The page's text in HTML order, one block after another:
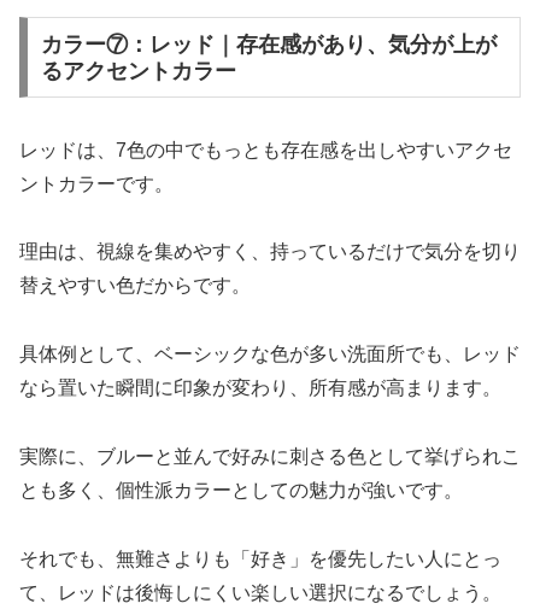
カラー⑦：レッド｜存在感があり、気分が上が
るアクセントカラー
レッドは、7色の中でもっとも存在感を出しやすいアクセ
ントカラーです。
理由は、視線を集めやすく、持っているだけで気分を切り
替えやすい色だからです。
具体例として、ベーシックな色が多い洗面所でも、レッド
なら置いた瞬間に印象が変わり、所有感が高まります。
実際に、ブルーと並んで好みに刺さる色として挙げられこ
とも多く、個性派カラーとしての魅力が強いです。
それでも、無難さよりも「好き」を優先したい人にとっ
て、レッドは後悔しにくい楽しい選択になるでしょう。